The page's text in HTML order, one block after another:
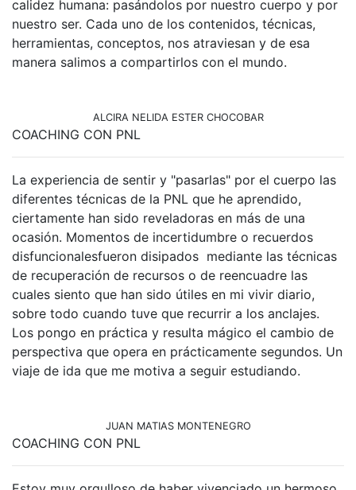
calidez humana: pasándolos por nuestro cuerpo y por
nuestro ser. Cada uno de los contenidos, técnicas,
herramientas, conceptos, nos atraviesan y de esa
manera salimos a compartirlos con el mundo.
ALCIRA NELIDA ESTER CHOCOBAR
COACHING CON PNL
La experiencia de sentir y "pasarlas" por el cuerpo las
diferentes técnicas de la PNL que he aprendido,
ciertamente han sido reveladoras en más de una
ocasión. Momentos de incertidumbre o recuerdos
disfuncionalesfueron disipados mediante las técnicas
de recuperación de recursos o de reencuadre las
cuales siento que han sido útiles en mi vivir diario,
sobre todo cuando tuve que recurrir a los anclajes.
Los pongo en práctica y resulta mágico el cambio de
perspectiva que opera en prácticamente segundos. Un
viaje de ida que me motiva a seguir estudiando.
JUAN MATIAS MONTENEGRO
COACHING CON PNL